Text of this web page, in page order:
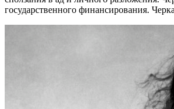
государственного финансирования.